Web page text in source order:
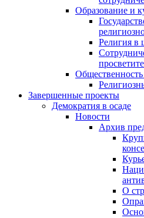
Образование и
Религия в
Завершенные проекты
Демократия в осаде
Новости
Архив
О